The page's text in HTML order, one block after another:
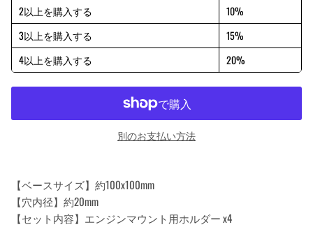
2以上を購入する
10%
3以上を購入する
15%
4以上を購入する
20%
別のお支払い方法
【ベースサイズ】約100x100mm
【穴内径】約20mm
【セット内容】エンジンマウント用ホルダー x4